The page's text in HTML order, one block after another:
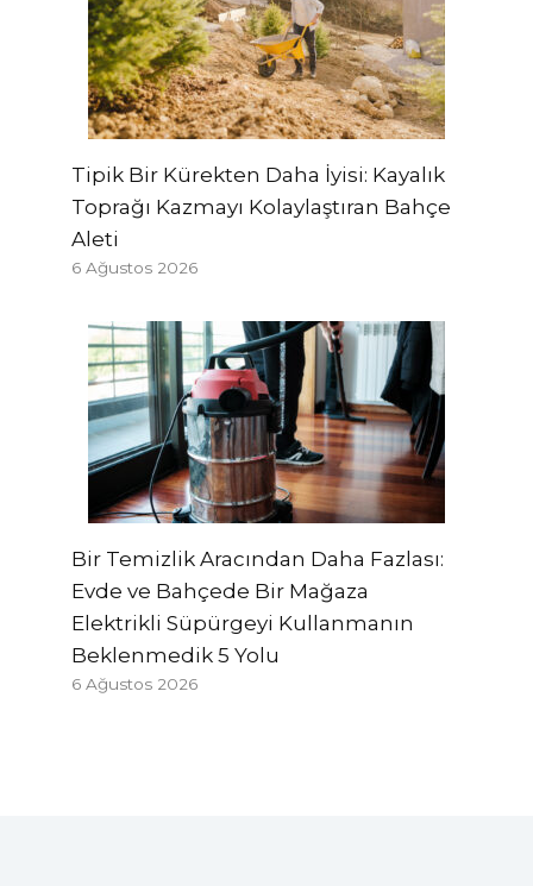
Tipik Bir Kürekten Daha İyisi: Kayalık
Toprağı Kazmayı Kolaylaştıran Bahçe
Aleti
6 Ağustos 2026
Bir Temizlik Aracından Daha Fazlası:
Evde ve Bahçede Bir Mağaza
Elektrikli Süpürgeyi Kullanmanın
Beklenmedik 5 Yolu
6 Ağustos 2026